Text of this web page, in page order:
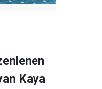
Kaya